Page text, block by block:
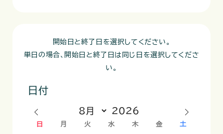
開始日と終了日を選択してください。
単日の場合、開始日と終了日は同じ日を選択してくださ
い。
日付
日 月 火 水 木 金 土